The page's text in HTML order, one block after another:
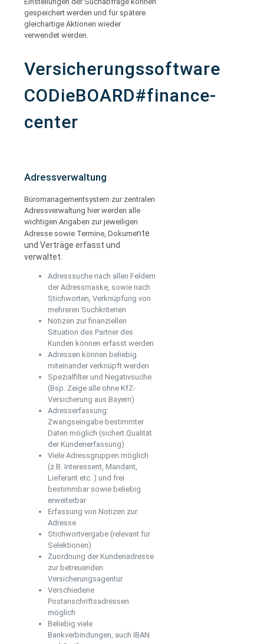
gespeichert werden und für spätere
gleichartige Aktionen wieder
verwendet werden.
Versicherungssoftware
CODieBOARD#finance-
center
Adressverwaltung
Büromanagementsystem zur zentralen
Adressverwaltung hier werden alle
wichtigen Angaben zur jeweiligen
Adresse sowie Termine, Dokumente
und Verträge erfasst und
verwaltet.
Adresssuche nach allen Feldern
der Adressmaske, sowie nach
Stichworten, Verknüpfung von
mehreren Suchkriterien
Notizen zur finanziellen
Situation des Partner des
Kunden können erfasst werden
Adressen können beliebig
miteinander verknüpft werden
Spezialfilter und Negativsuche
(Bsp. Zeige alle ohne KfZ-
Versicherung aus Bayern)
Adresserfassung:
Zwangseingabe bestimmter
Daten möglich (sichert Qualität
der Kundenerfassung)
Viele Adressgruppen möglich
(z.B. Interessent, Mandant,
Lieferant etc. ) und frei
bestimmbar sowie beliebig
erweiterbar
Erfassung von Notizen zur
Adresse
Stichwortvergabe (relevant für
Selektionen)
Zuordnung der Kundenadresse
zur betreuenden
Versicherungsagentur
Verschiedene
Postanschriftsadressen
möglich
Beliebig viele
Bankverbindungen, auch IBAN